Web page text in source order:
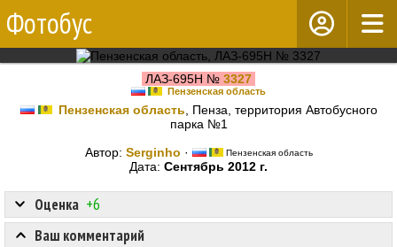
Фотобус
ЛАЗ-695Н № 3327
Пензенская область
Пензенская область , Пенза, территория Автобусного
парка №1
Автор: Serginho · Пензенская область
Дата: Сентябрь 2012 г.
Оценка +6
Ваш комментарий